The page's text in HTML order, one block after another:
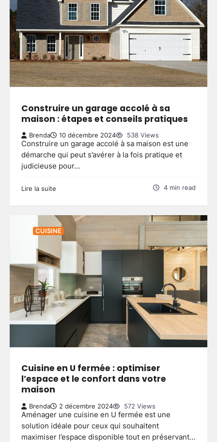
Construire un garage accolé à sa
maison : étapes et conseils pratiques
Brenda 10 décembre 2024 538 Views
Construire un garage accolé à sa maison est une
démarche qui peut s’avérer à la fois pratique et
judicieuse pour…
Lire la suite 4 min read
CUISINE
Cuisine en U fermée : optimiser
l’espace et le confort dans votre
maison
Brenda 2 décembre 2024 572 Views
Aménager une cuisine en U fermée est une
solution idéale pour ceux qui souhaitent
maximiser l’espace disponible tout en préservant…